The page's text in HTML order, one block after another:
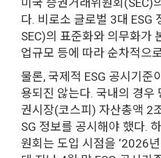
다. 비로소 글로벌 3대 ESG
SEC)의 표준화와 의무화가
업규모 등에 따라 순차적으
물론, 국제적 ESG 공시기준
용되진 않는다. 국내의 경우
권시장(코스피) 자산총액 2
SG 정보를 공시해야 했다.
원회는 도입 시점을 ‘2026